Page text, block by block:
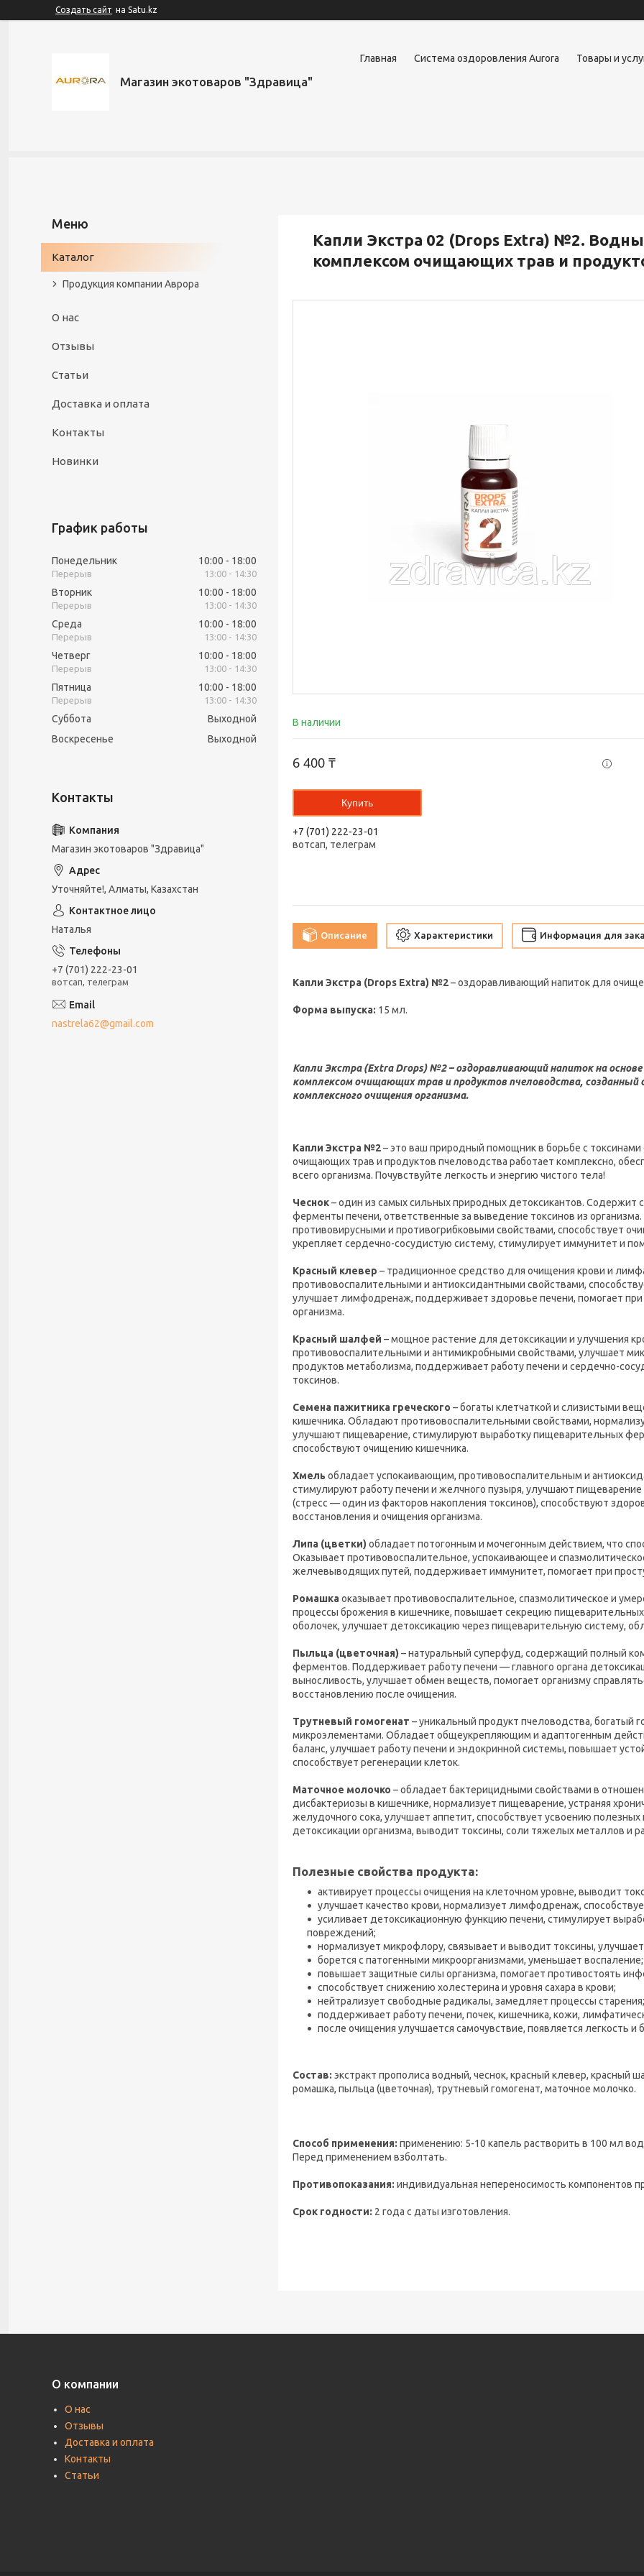
Создать сайт на Satu.kz
Магазин экотоваров "Здравица"
Главная Система оздоровления Aurora Товары и
Капли Экстра 02 (Drops Extra) №2.
комплексом очищающих трав и
В наличии
6 400 ₸
Купить
+7 (701) 222-23-01
вотсап, телеграм
Описание Характеристики Информация для
Капли Экстра (Drops Extra) №2– оздоравливающий напиток для
Форма выпуска: 15 мл.
Капли Экстра (Extra Drops) №2 – оздоравливающий напиток на
комплексом очищающих трав и продуктов пчеловодства, созданный
комплексного очищения организма.
Капли Экстра №2– это ваш природный помощник в борьбе с
очищающих трав и продуктов пчеловодства работает комплексно,
всего организма. Почувствуйте легкость и энергию чистого тела!
Чеснок– один из самых сильных природных детоксикантов. Содержит
ферменты печени, ответственные за выведение токсинов из
противовирусными и противогрибковыми свойствами, способствует
укрепляет сердечно-сосудистую систему, стимулирует иммунитет и
Красный клевер – традиционное средство для очищения крови и
противовоспалительными и антиоксидантными свойствами,
улучшает лимфодренаж, поддерживает здоровье печени, помогает
организма.
Красный шалфей – мощное растение для детоксикации и улучшения
противовоспалительными и антимикробными свойствами, улучшает
продуктов метаболизма, поддерживает работу печени и сердечно-
токсинов.
Семена пажитника греческого – богаты клетчаткой и слизистыми
кишечника. Обладают противовоспалительными свойствами,
улучшают пищеварение, стимулируют выработку пищеварительных
способствуют очищению кишечника.
Хмель обладает успокаивающим, противовоспалительным и
стимулируют работу печени и желчного пузыря, улучшают
(стресс — один из факторов накопления токсинов), способствуют
восстановления и очищения организма.
Липа (цветки) обладает потогонным и мочегонным действием, что
Оказывает противовоспалительное, успокаивающее и
желчевыводящих путей, поддерживает иммунитет, помогает при
Ромашка оказывает противовоспалительное, спазмолитическое и
процессы брожения в кишечнике, повышает секрецию
оболочек, улучшает детоксикацию через пищеварительную систему,
Пыльца (цветочная) – натуральный суперфуд, содержащий полный
ферментов. Поддерживает работу печени — главного органа
выносливость, улучшает обмен веществ, помогает организму
восстановлению после очищения.
Трутневый гомогенат – уникальный продукт пчеловодства,
микроэлементами. Обладает общеукрепляющим и адаптогенным
баланс, улучшает работу печени и эндокринной системы, повышает
способствует регенерации клеток.
Маточное молочко – обладает бактерицидными свойствами в
дисбактериозы в кишечнике, нормализует пищеварение, устраняя
желудочного сока, улучшает аппетит, способствует усвоению
детоксикации организма, выводит токсины, соли тяжелых металлов и
Полезные свойства продукта:
активирует процессы очищения на клеточном уровне, выводит
улучшает качество крови, нормализует лимфодренаж,
усиливает детоксикационную функцию печени, стимулирует
повреждений;
нормализует микрофлору, связывает и выводит токсины,
борется с патогенными микроорганизмами, уменьшает воспаление;
повышает защитные силы организма, помогает противостоять
способствует снижению холестерина и уровня сахара в крови;
нейтрализует свободные радикалы, замедляет процессы старения;
поддерживает работу печени, почек, кишечника, кожи,
после очищения улучшается самочувствие, появляется легкость и
Состав: экстракт прополиса водный, чеснок, красный клевер, красный
ромашка, пыльца (цветочная), трутневый гомогенат, маточное молочко.
Способ применения: применению: 5-10 капель растворить в 100 мл
Перед применением взболтать.
Противопоказания: индивидуальная непереносимость компонентов
Срок годности: 2 года с даты изготовления.
Каталог
Продукция компании Аврора
О нас
Отзывы
Статьи
Доставка и оплата
Контакты
Новинки
График работы
Понедельник 10:00 18:00
13:00 14:30
Вторник 10:00 18:00
13:00 14:30
Среда 10:00 18:00
13:00 14:30
Четверг 10:00 18:00
13:00 14:30
Пятница 10:00 18:00
13:00 14:30
Суббота
Выходной
Воскресенье
Выходной
Магазин экотоваров "Здравица"
Уточняйте!, Алматы, Казахстан
Наталья
+7 (701) 222-23-01
вотсап, телеграм
nastrela62@gmail.com
О компании
О нас
Отзывы
Доставка и оплата
Контакты
Статьи